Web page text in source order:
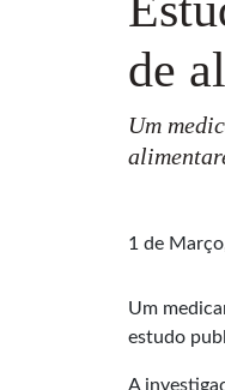
de
Um
1 de
Um
estudo
A